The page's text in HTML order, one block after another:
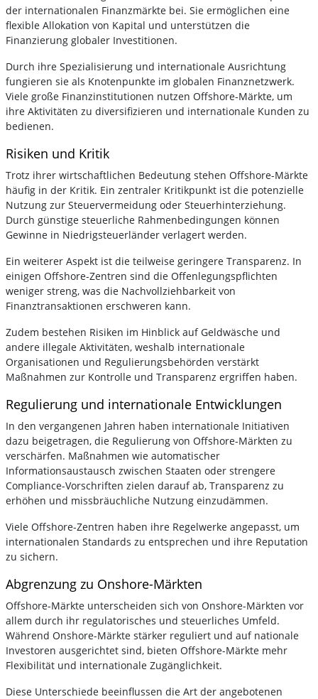
der internationalen Finanzmärkte bei. Sie ermöglichen eine
flexible Allokation von Kapital und unterstützen die
Finanzierung globaler Investitionen.
Durch ihre Spezialisierung und internationale Ausrichtung
fungieren sie als Knotenpunkte im globalen Finanznetzwerk.
Viele große Finanzinstitutionen nutzen Offshore-Märkte, um
ihre Aktivitäten zu diversifizieren und internationale Kunden zu
bedienen.
Risiken und Kritik
Trotz ihrer wirtschaftlichen Bedeutung stehen Offshore-Märkte
häufig in der Kritik. Ein zentraler Kritikpunkt ist die potenzielle
Nutzung zur Steuervermeidung oder Steuerhinterziehung.
Durch günstige steuerliche Rahmenbedingungen können
Gewinne in Niedrigsteuerländer verlagert werden.
Ein weiterer Aspekt ist die teilweise geringere Transparenz. In
einigen Offshore-Zentren sind die Offenlegungspflichten
weniger streng, was die Nachvollziehbarkeit von
Finanztransaktionen erschweren kann.
Zudem bestehen Risiken im Hinblick auf Geldwäsche und
andere illegale Aktivitäten, weshalb internationale
Organisationen und Regulierungsbehörden verstärkt
Maßnahmen zur Kontrolle und Transparenz ergriffen haben.
Regulierung und internationale Entwicklungen
In den vergangenen Jahren haben internationale Initiativen
dazu beigetragen, die Regulierung von Offshore-Märkten zu
verschärfen. Maßnahmen wie automatischer
Informationsaustausch zwischen Staaten oder strengere
Compliance-Vorschriften zielen darauf ab, Transparenz zu
erhöhen und missbräuchliche Nutzung einzudämmen.
Viele Offshore-Zentren haben ihre Regelwerke angepasst, um
internationalen Standards zu entsprechen und ihre Reputation
zu sichern.
Abgrenzung zu Onshore-Märkten
Offshore-Märkte unterscheiden sich von Onshore-Märkten vor
allem durch ihr regulatorisches und steuerliches Umfeld.
Während Onshore-Märkte stärker reguliert und auf nationale
Investoren ausgerichtet sind, bieten Offshore-Märkte mehr
Flexibilität und internationale Zugänglichkeit.
Diese Unterschiede beeinflussen die Art der angebotenen